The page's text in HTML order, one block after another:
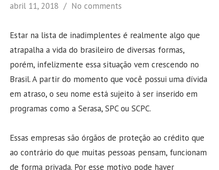
abril 11, 2018 No comments
Estar na lista de inadimplentes é realmente algo que
atrapalha a vida do brasileiro de diversas formas,
porém, infelizmente essa situação vem crescendo no
Brasil. A partir do momento que você possui uma dívida
em atraso, o seu nome está sujeito à ser inserido em
programas como a Serasa, SPC ou SCPC.
Essas empresas são órgãos de proteção ao crédito que
ao contrário do que muitas pessoas pensam, funcionam
de forma privada. Por esse motivo pode haver